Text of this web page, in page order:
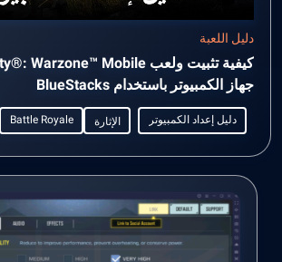
دليل اللعبة
جهاز الكمبيوتر باستخدام BlueStacks
دليل إعداد الكمبيوتر الإثارة Battle Royale